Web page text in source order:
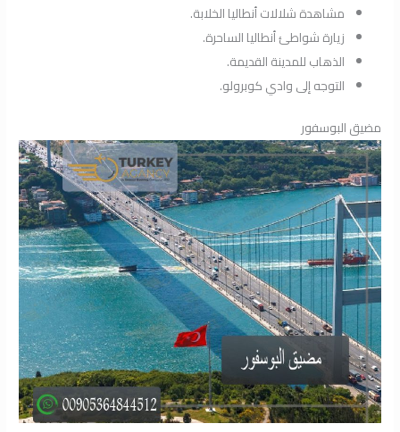
مشاهدة شلالات أنطاليا الخلابة.
زيارة شواطئ أنطاليا الساحرة.
الذهاب للمدينة القديمة.
التوجه إلى وادي كوبرولو.
مضيق البوسفور